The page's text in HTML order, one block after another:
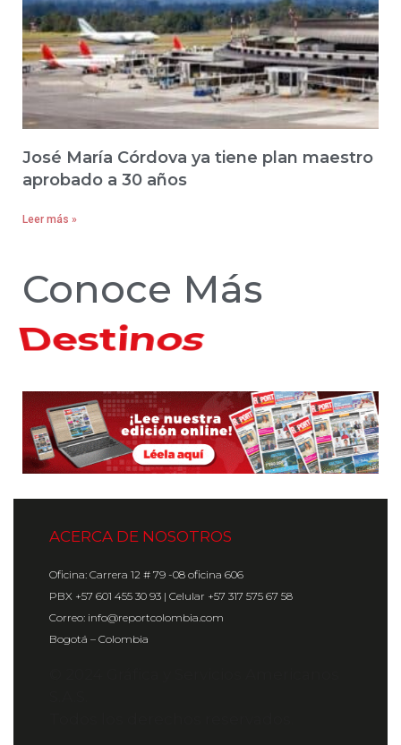
José María Córdova ya tiene plan maestro
aprobado a 30 años
Leer más »
Conoce Más
Hoteles
ACERCA DE NOSOTROS
Oficina: Carrera 12 # 79 -08 oficina 606
PBX +57 601 455 30 93 | Celular +57 317 575 67 58
Correo: info@reportcolombia.com
Bogotá – Colombia